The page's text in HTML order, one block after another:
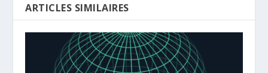
ARTICLES SIMILAIRES